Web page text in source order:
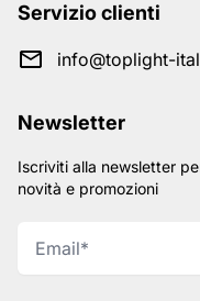
Servizio clienti
info@toplight-
Newsletter
Iscriviti alla newsletter
novità e promozioni